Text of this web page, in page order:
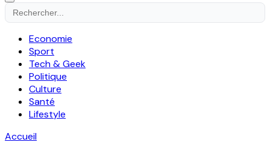
Economie
Sport
Tech & Geek
Politique
Culture
Santé
Lifestyle
Accueil